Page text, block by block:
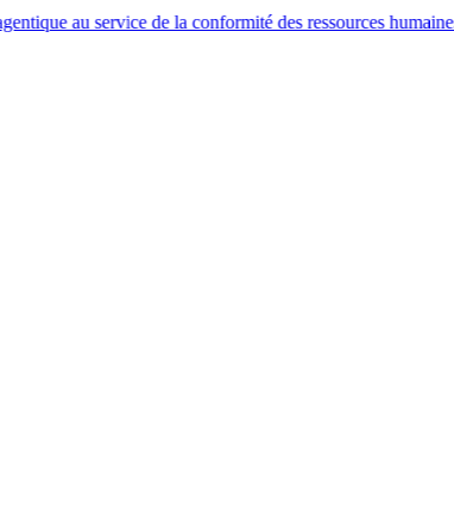
de la conformité des ressources humaines à l'échelle